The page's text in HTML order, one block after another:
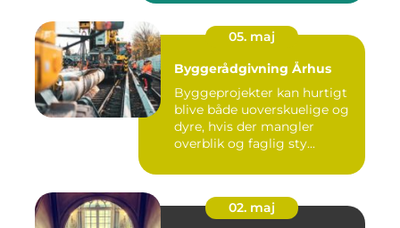
05. maj
Byggerådgivning Århus
Byggeprojekter kan hurtigt
blive både uoverskuelige og
dyre, hvis der mangler
overblik og faglig sty...
02. maj